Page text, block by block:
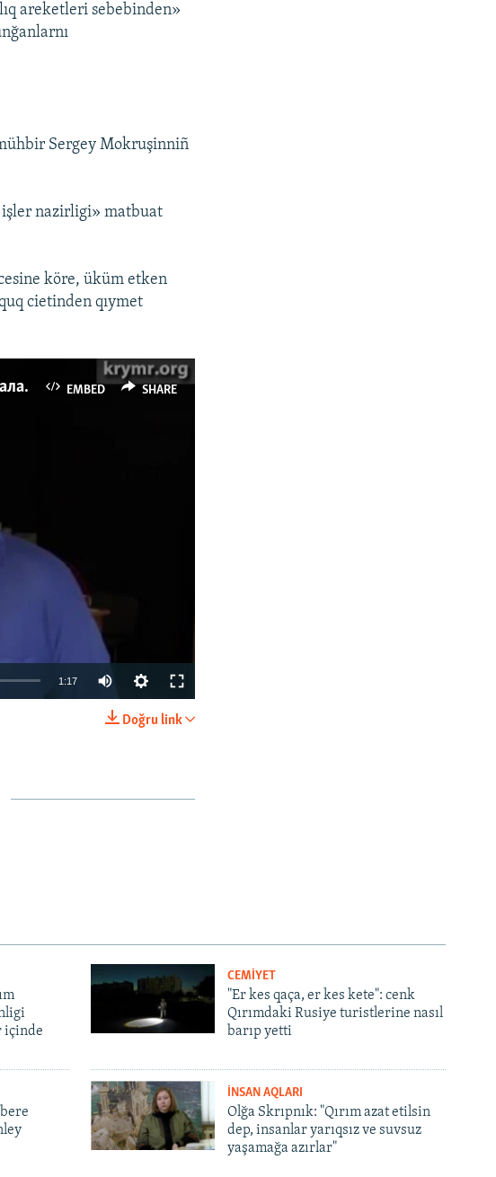
areketleri sebebinden»
Sergey Mokruşinniñ
işler nazirligi» matbuat
köre, üküm etken
cietinden qıymet
EMBED SHARE
"Когда самооборона узнала, что мы журналисты - стала избивать"
SHARE
1:17
Doğru link
içinde
CEMİYET
"Er kes qaça, er kes kete": cenk
Qırımdaki Rusiye turistlerine nasıl
barıp yetti
İNSAN AQLARI
Olğa Skrıpnık: "Qırım azat etilsin
dep, insanlar yarıqsız ve suvsuz
yaşamağa azırlar"